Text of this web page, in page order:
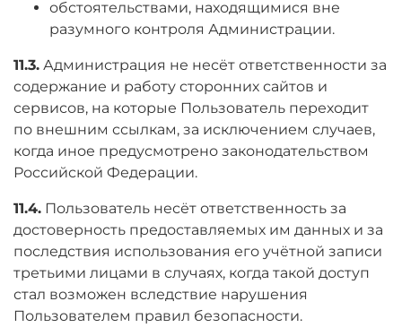
обстоятельствами, находящимися вне
разумного контроля Администрации.
11.3. Администрация не несёт ответственности за
содержание и работу сторонних сайтов и
сервисов, на которые Пользователь переходит
по внешним ссылкам, за исключением случаев,
когда иное предусмотрено законодательством
Российской Федерации.
11.4. Пользователь несёт ответственность за
достоверность предоставляемых им данных и за
последствия использования его учётной записи
третьими лицами в случаях, когда такой доступ
стал возможен вследствие нарушения
Пользователем правил безопасности.